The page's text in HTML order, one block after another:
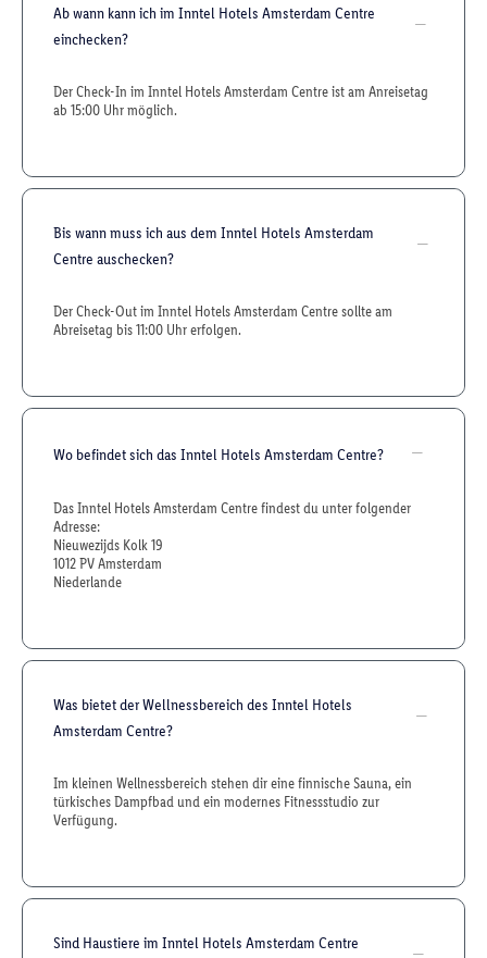
Ab wann kann ich im Inntel Hotels Amsterdam Centre
einchecken?
Der Check-In im Inntel Hotels Amsterdam Centre ist am Anreisetag
ab 15:00 Uhr möglich.
Bis wann muss ich aus dem Inntel Hotels Amsterdam
Centre auschecken?
Der Check-Out im Inntel Hotels Amsterdam Centre sollte am
Abreisetag bis 11:00 Uhr erfolgen.
Wo befindet sich das Inntel Hotels Amsterdam Centre?
Das Inntel Hotels Amsterdam Centre findest du unter folgender
Adresse:
Nieuwezijds Kolk 19
1012 PV Amsterdam
Niederlande
Was bietet der Wellnessbereich des Inntel Hotels
Amsterdam Centre?
Im kleinen Wellnessbereich stehen dir eine finnische Sauna, ein
türkisches Dampfbad und ein modernes Fitnessstudio zur
Verfügung.
Sind Haustiere im Inntel Hotels Amsterdam Centre